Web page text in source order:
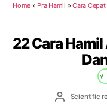
Home » Pra Hamil »Cara Cepat
22 Cara
√
PostScientific